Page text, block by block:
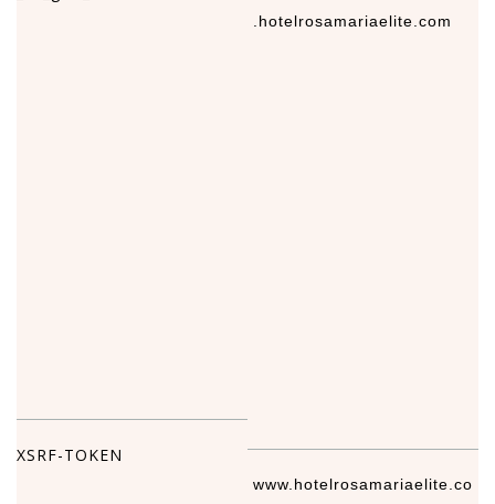
XSRF-TOKEN
.hotelrosamariaelite.com
www.hotelrosamariaelite.co